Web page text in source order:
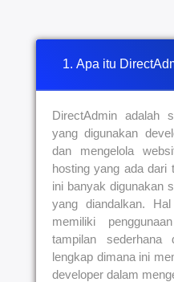
1. Apa itu
DirectAdmin adalah
yang digunakan
dan mengelola
hosting yang ada dari
ini banyak digunakan
yang diandalkan.
memiliki
tampilan
lengkap dimana ini
developer dalam